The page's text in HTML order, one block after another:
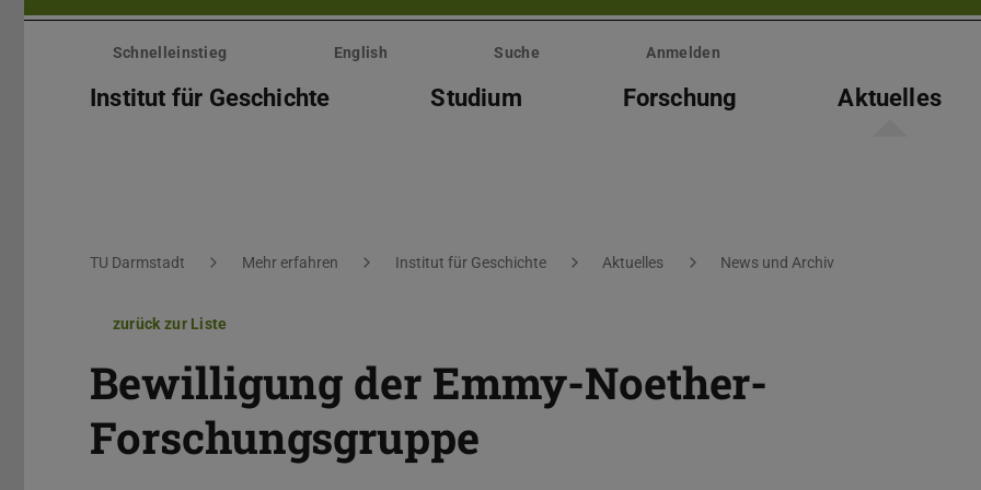
Menü
überspringenSchnelleinstieg English Suche Anmelden
Institut für Geschichte Studium Forschung Aktuelles
Sie befinden sich hier:
TU Darmstadt Mehr erfahren Institut für Geschichte Aktuelles News und Archiv
zurück zur Liste
Bewilligung der Emmy-Noether-
Forschungsgruppe